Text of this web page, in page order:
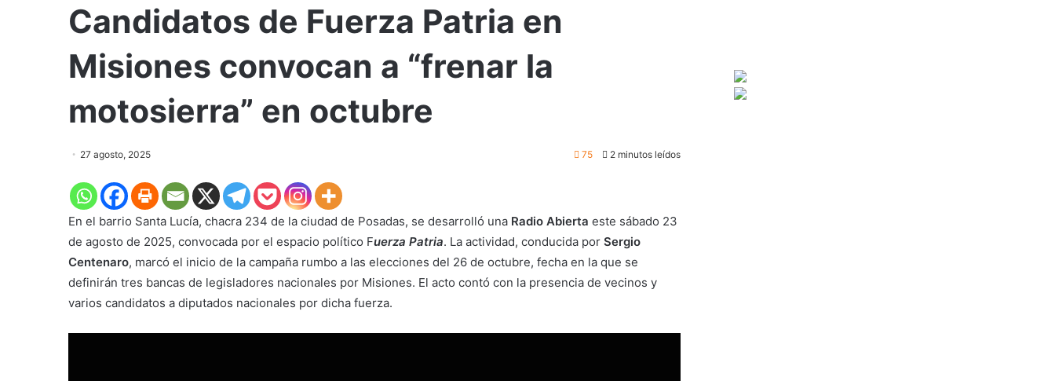
Candidatos de Fuerza Patria en
Misiones convocan a “frenar la
motosierra” en octubre
27 agosto, 2025 75 2 minutos leídos
En el barrio Santa Lucía, chacra 234 de la ciudad de Posadas, se desarrolló una Radio Abierta este sábado 23
de agosto de 2025, convocada por el espacio político Fuerza Patria. La actividad, conducida por Sergio
Centenaro, marcó el inicio de la campaña rumbo a las elecciones del 26 de octubre, fecha en la que se
definirán tres bancas de legisladores nacionales por Misiones. El acto contó con la presencia de vecinos y
varios candidatos a diputados nacionales por dicha fuerza.